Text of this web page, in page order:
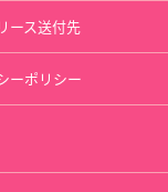
ース送付先
ーポリシー